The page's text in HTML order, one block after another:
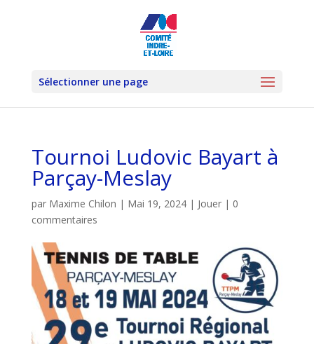
Sélectionner une page
Tournoi Ludovic Bayart à
Parçay-Meslay
par Maxime Chilon | Mai 19, 2024| Jouer| 0
commentaires